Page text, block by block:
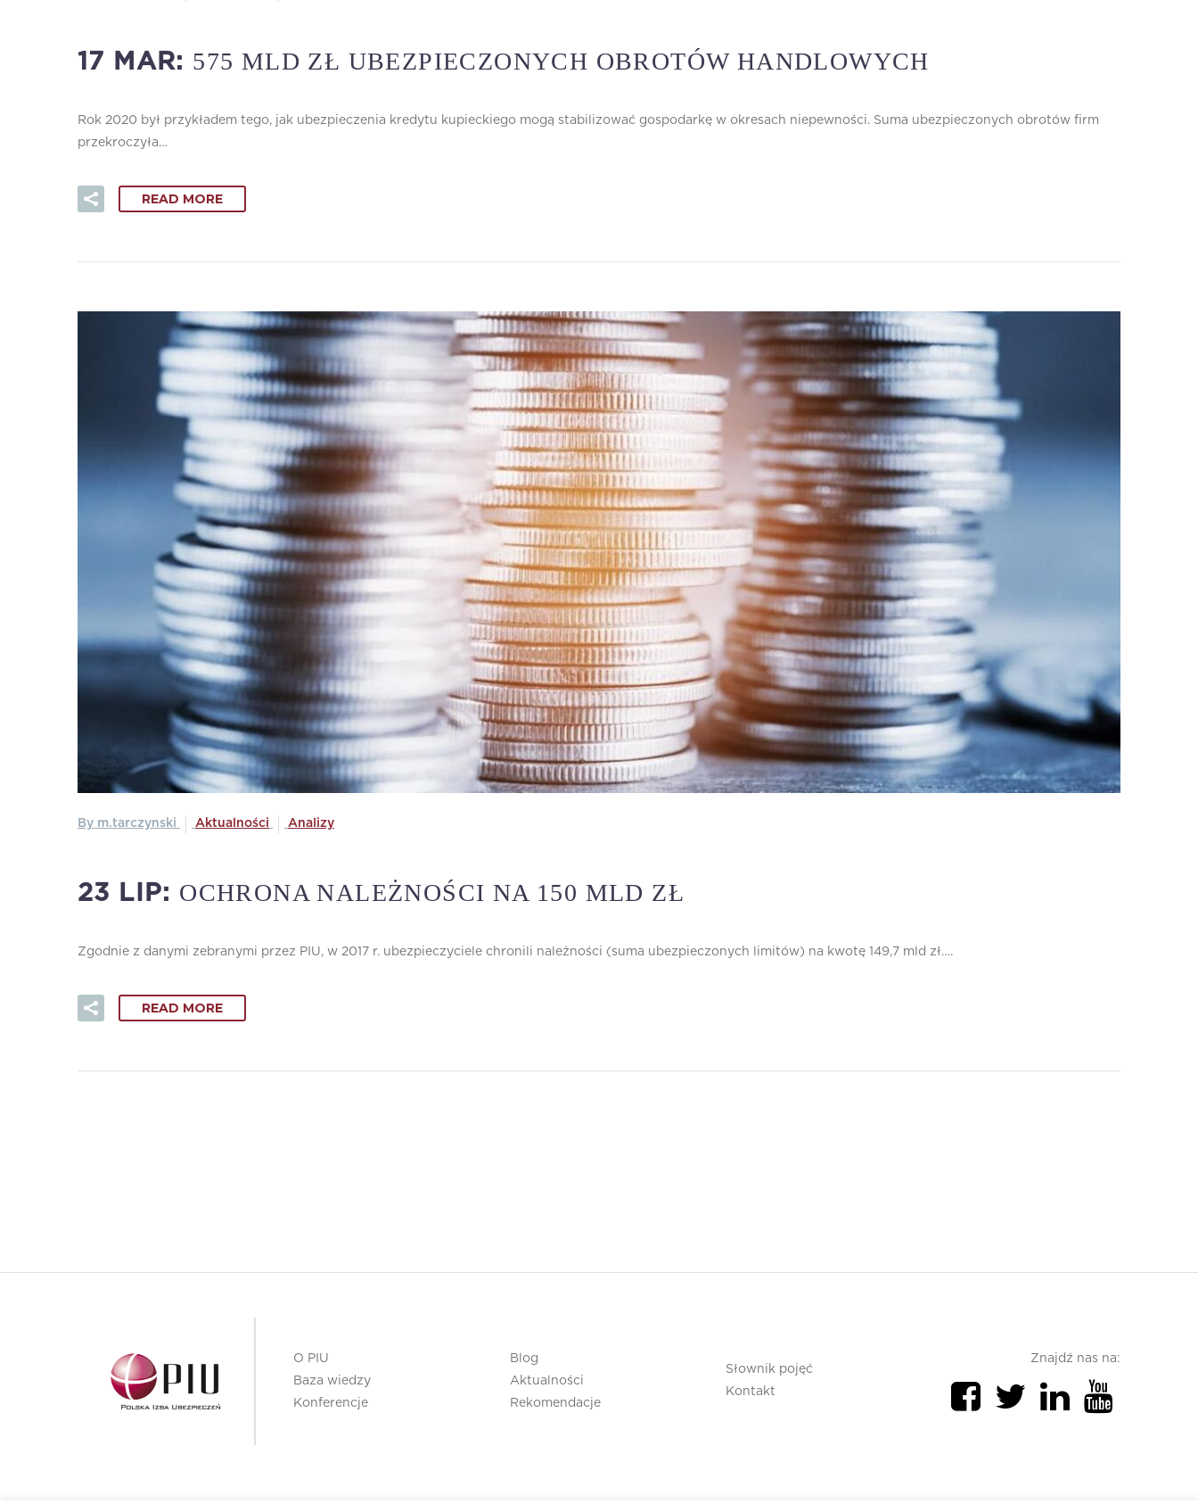
17 MAR: 575 MLD ZŁ UBEZPIECZONYCH OBROTÓW HANDLOWYCH
Rok 2020 był przykładem tego, jak ubezpieczenia kredytu kupieckiego mogą stabilizować gospodarkę w okresach niepewności. Suma ubezpieczonych obrotów firm
przekroczyła…
READ MORE
By m.tarczynski Aktualności Analizy
23 LIP: OCHRONA NALEŻNOŚCI NA 150 MLD ZŁ
Zgodnie z danymi zebranymi przez PIU, w 2017 r. ubezpieczyciele chronili należności (suma ubezpieczonych limitów) na kwotę 149,7 mld zł….
READ MORE
O PIU
Baza wiedzy
Konferencje
Blog
Aktualności
Rekomendacje
Słownik pojęć
Kontakt
Znajdź nas na: